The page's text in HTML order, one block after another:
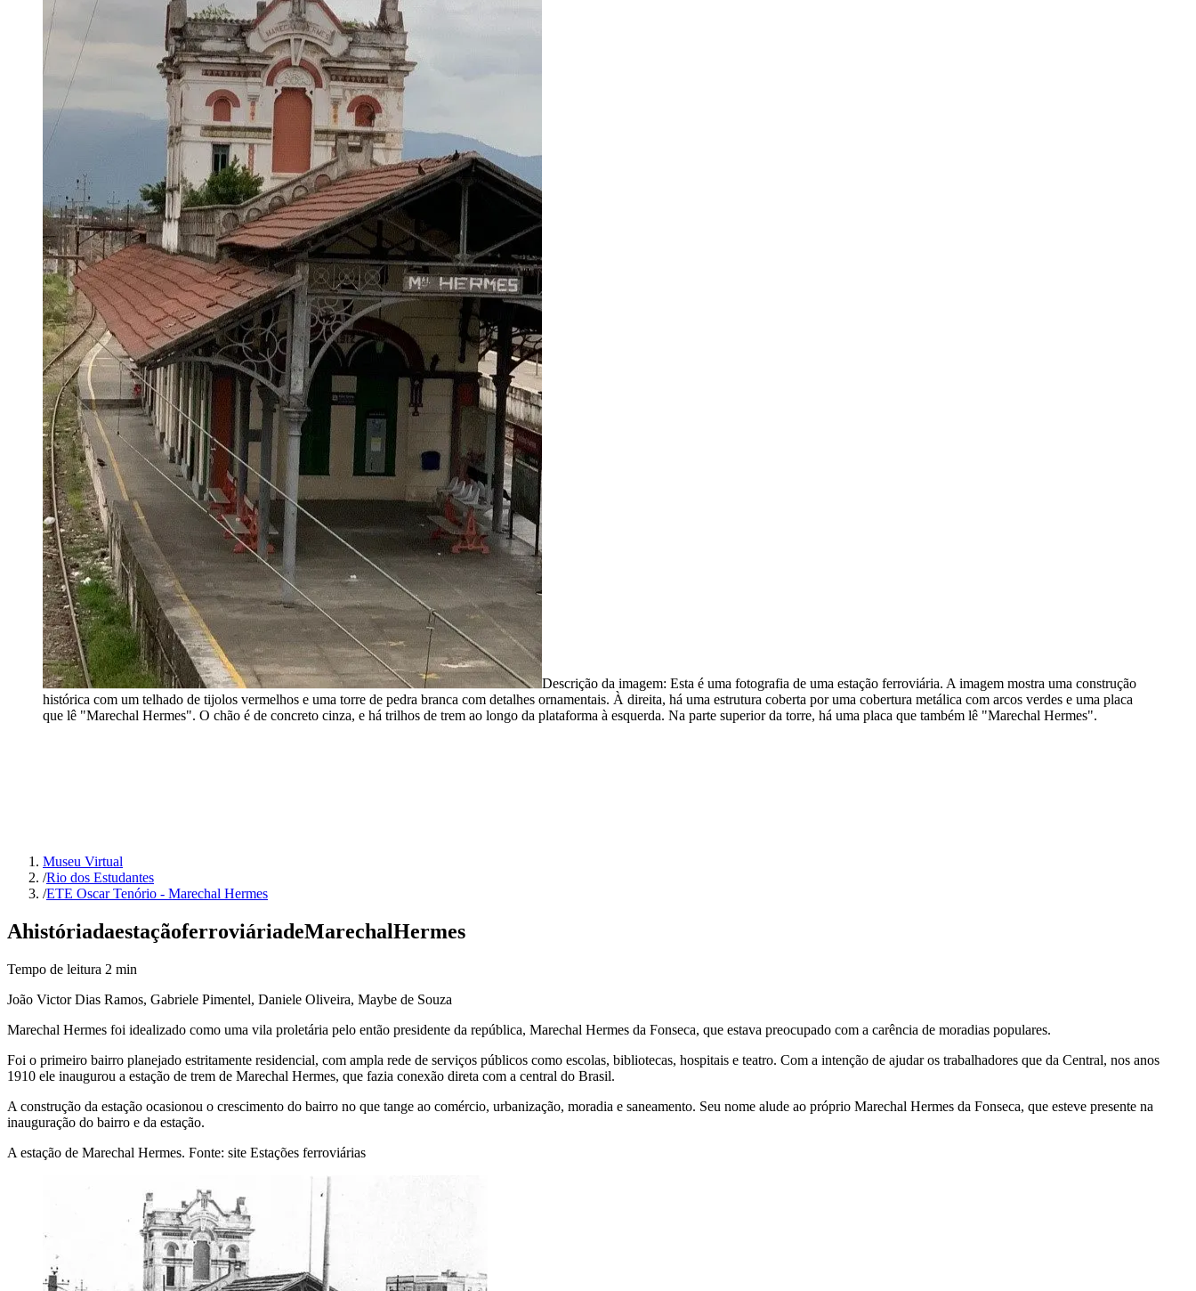
Descrição da imagem: Esta é uma fotografia de uma estação ferroviária. A imagem mostra uma construção
histórica com um telhado de tijolos vermelhos e uma torre de pedra branca com detalhes ornamentais. À direita, há uma estrutura coberta por uma cobertura metálica com arcos verdes e uma placa
que lê "Marechal Hermes". O chão é de concreto cinza, e há trilhos de trem ao longo da plataforma à esquerda. Na parte superior da torre, há uma placa que também lê "Marechal Hermes".
Museu Virtual
/Rio dos Estudantes
/ETE Oscar Tenório - Marechal Hermes
AhistóriadaestaçãoferroviáriadeMarechalHermes
Tempo de leitura 2 min
João Victor Dias Ramos, Gabriele Pimentel, Daniele Oliveira, Maybe de Souza
Marechal Hermes foi idealizado como uma vila proletária pelo então presidente da república, Marechal Hermes da Fonseca, que estava preocupado com a carência de moradias populares.
Foi o primeiro bairro planejado estritamente residencial, com ampla rede de serviços públicos como escolas, bibliotecas, hospitais e teatro. Com a intenção de ajudar os trabalhadores que da Central, nos anos
1910 ele inaugurou a estação de trem de Marechal Hermes, que fazia conexão direta com a central do Brasil.
A construção da estação ocasionou o crescimento do bairro no que tange ao comércio, urbanização, moradia e saneamento. Seu nome alude ao próprio Marechal Hermes da Fonseca, que esteve presente na
inauguração do bairro e da estação.
A estação de Marechal Hermes. Fonte: site Estações ferroviárias